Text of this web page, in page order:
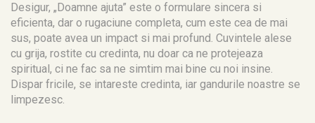
Desigur, „Doamne ajuta” este o formulare sincera si
eficienta, dar o rugaciune completa, cum este cea de mai
sus, poate avea un impact si mai profund. Cuvintele alese
cu grija, rostite cu credinta, nu doar ca ne protejeaza
spiritual, ci ne fac sa ne simtim mai bine cu noi insine.
Dispar fricile, se intareste credinta, iar gandurile noastre se
limpezesc.